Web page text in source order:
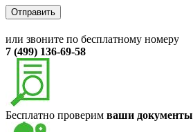
или звоните по бесплатному номеру
7 (499) 136-69-58
Бесплатно проверим ваши документы